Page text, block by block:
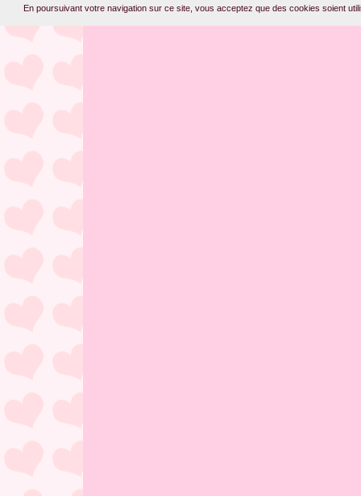
En poursuivant votre navigation sur ce site, vous acceptez que des cookies soient